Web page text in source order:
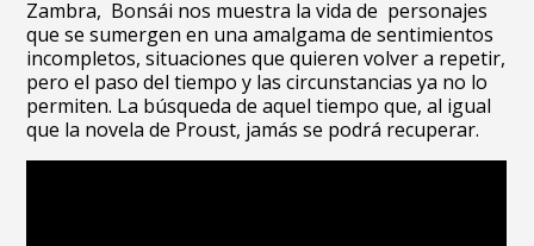
Zambra, Bonsái nos muestra la vida de personajes
que se sumergen en una amalgama de sentimientos
incompletos, situaciones que quieren volver a repetir,
pero el paso del tiempo y las circunstancias ya no lo
permiten. La búsqueda de aquel tiempo que, al igual
que la novela de Proust, jamás se podrá recuperar.